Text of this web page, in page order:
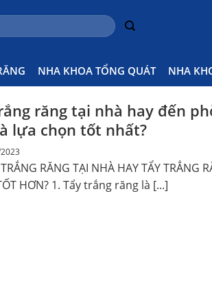
NHA KHOA TỔNG QUÁT NHA
răng tại nhà hay đến
lựa chọn tốt nhất?
RĂNG TẠI NHÀ HAY TẨY TRẲNG
HƠN? 1. Tẩy trắng răng là [...]